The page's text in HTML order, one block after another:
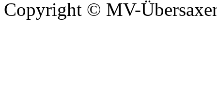
Copyright © MV-